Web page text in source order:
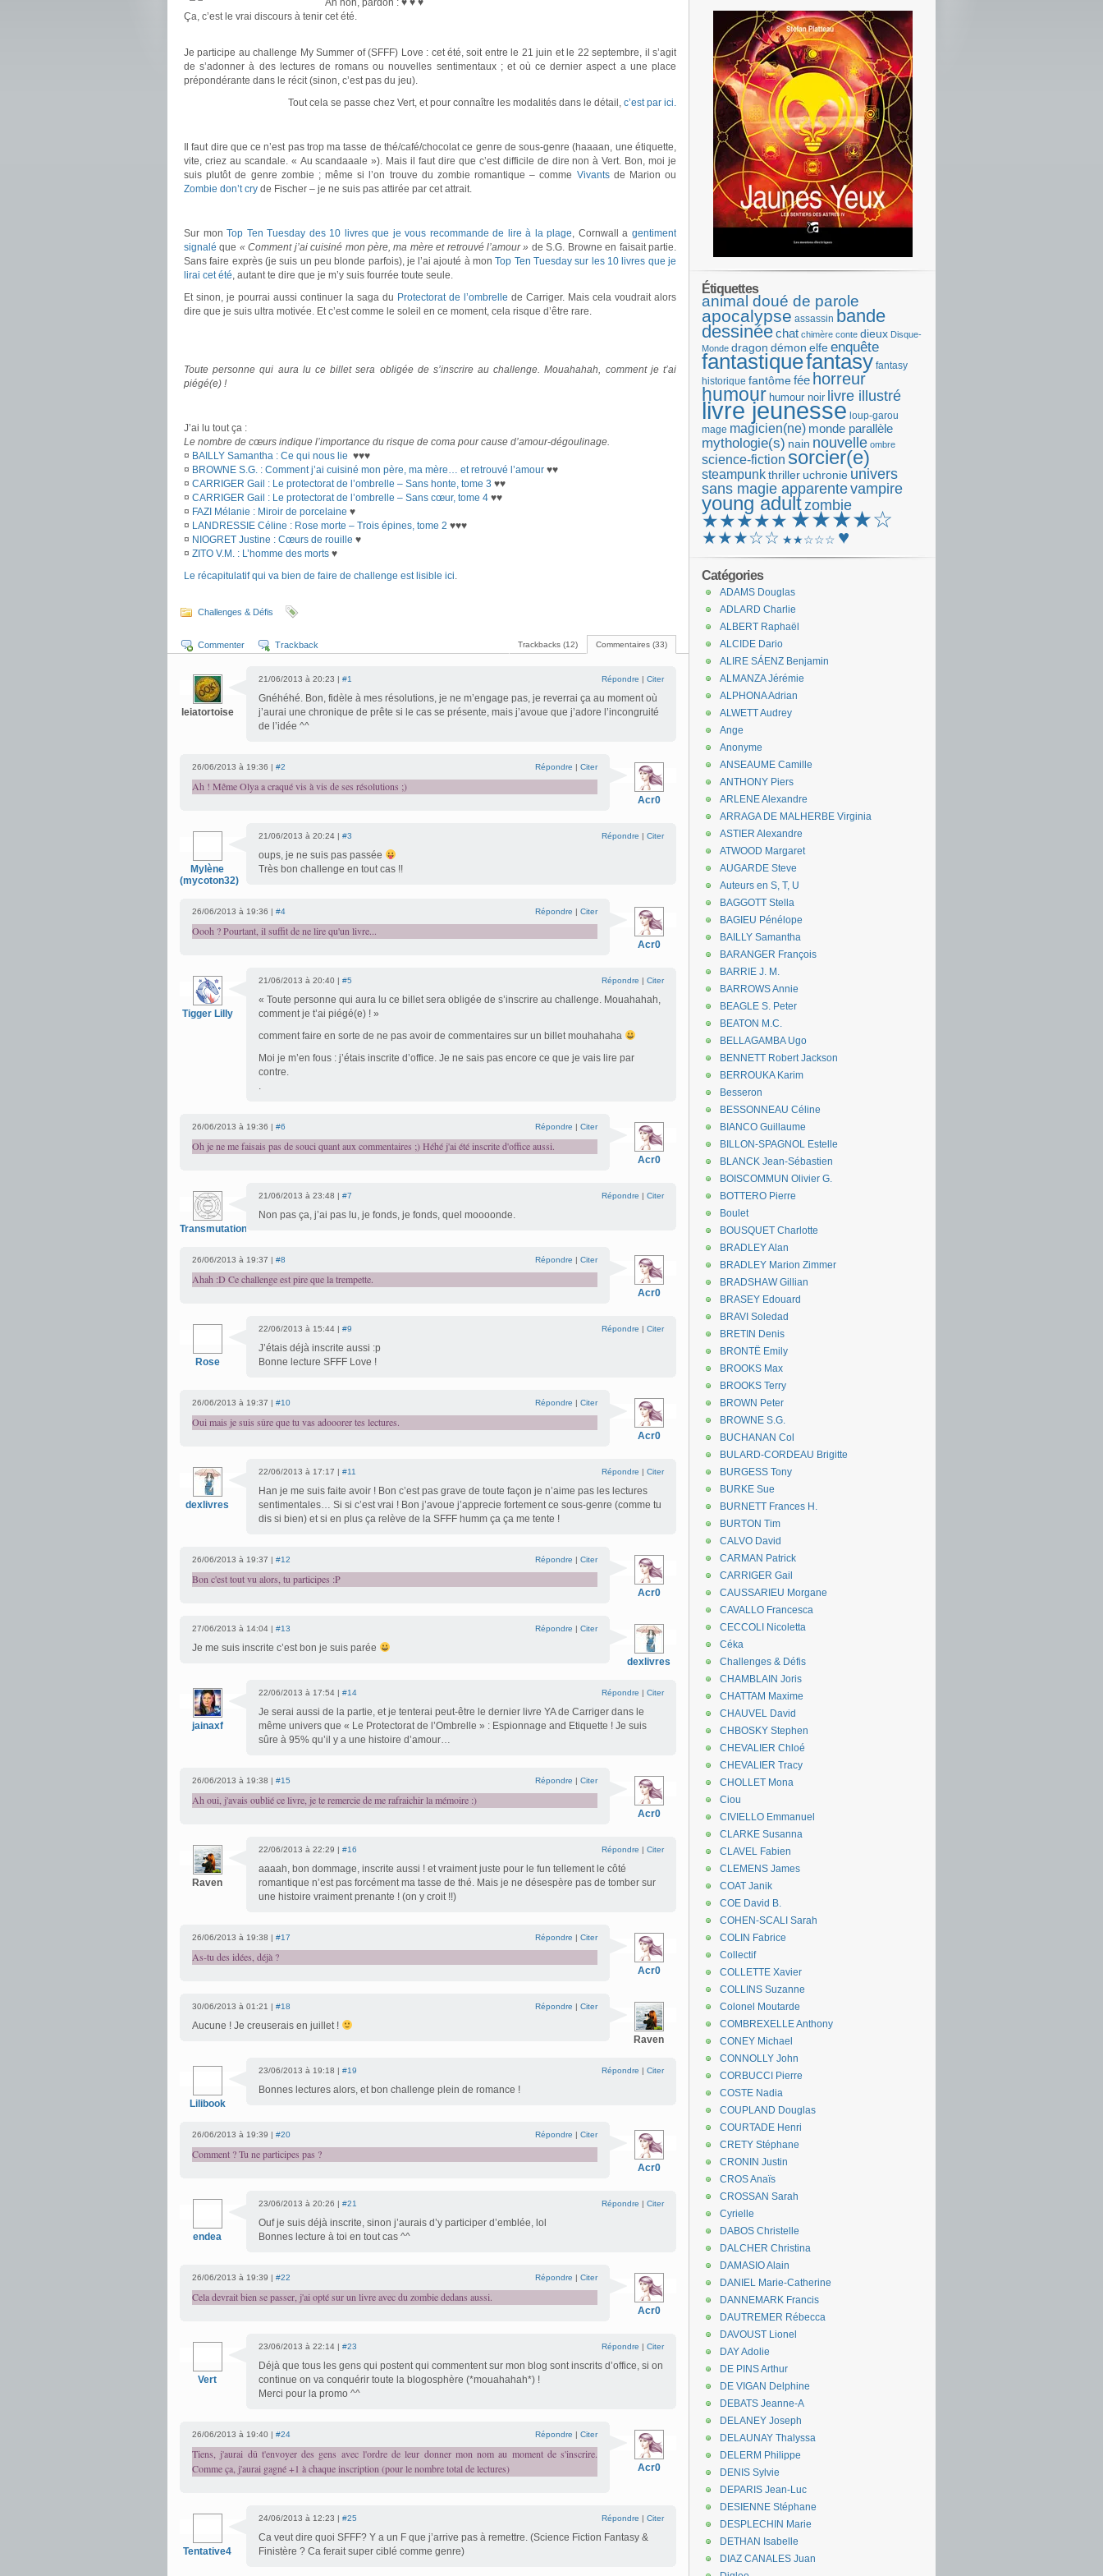
Ah non, pardon : ♥ ♥ ♥
Ça, c’est le vrai discours à tenir cet été.
Je participe au challenge My Summer of (SFFF) Love : cet été, soit entre le 21 juin et le 22 septembre, il s’agit
de s’adonner à des lectures de romans ou nouvelles sentimentaux ; et où ce dernier aspect a une place
prépondérante dans le récit (sinon, c’est pas du jeu).
Tout cela se passe chez Vert, et pour connaître les modalités dans le détail, c’est par ici.
Il faut dire que ce n’est pas trop ma tasse de thé/café/chocolat ce genre de sous-genre (haaaan, une étiquette,
vite, criez au scandale. « Au scandaaale »). Mais il faut dire que c’est difficile de dire non à Vert. Bon, moi je
suis plutôt de genre zombie ; même si l’on trouve du zombie romantique – comme Vivantsde Marion ou
Zombie don’t cry de Fischer – je ne suis pas attirée par cet attrait.
Sur monTop Ten Tuesday des 10 livres que je vous recommande de lire à la plage, Cornwall agentiment
signalé que « Comment j’ai cuisiné mon père, ma mère et retrouvé l’amour » de S.G. Browne en faisait partie.
Sans faire exprès (je suis un peu blonde parfois), je l’ai ajouté à monTop Ten Tuesday sur les 10 livres que je
lirai cet été, autant te dire que je m’y suis fourrée toute seule.
Et sinon, je pourrai aussi continuer la saga du Protectorat de l’ombrelle de Carriger. Mais cela voudrait alors
dire que je suis ultra motivée. Et c’est comme le soleil en ce moment, cela risque d’être rare.
Toute personne qui aura lu ce billet sera obligée de s’inscrire au challenge. Mouahahah, comment je t’ai
piégé(e) !
J’ai lu tout ça :
Le nombre de cœurs indique l’importance du risque de coma pour cause d’amour-dégoulinage.
¤ BAILLY Samantha : Ce qui nous lie ♥♥♥
¤ BROWNE S.G. : Comment j’ai cuisiné mon père, ma mère… et retrouvé l’amour ♥♥
¤ CARRIGER Gail : Le protectorat de l’ombrelle – Sans honte, tome 3 ♥♥
¤ CARRIGER Gail : Le protectorat de l’ombrelle – Sans cœur, tome 4 ♥♥
¤ FAZI Mélanie : Miroir de porcelaine ♥
¤ LANDRESSIE Céline : Rose morte – Trois épines, tome 2 ♥♥♥
¤ NIOGRET Justine : Cœurs de rouille ♥
¤ ZITO V.M. : L’homme des morts ♥
Le récapitulatif qui va bien de faire de challenge est lisible ici.
Challenges & Défis
Commentaires (33)
Trackbacks (12)
Commenter Trackback
leiatortoise
21/06/2013 à 20:23 | #1 Répondre | Citer
Gnéhéhé. Bon, fidèle à mes résolutions, je ne m’engage pas, je reverrai ça au moment où
j’aurai une chronique de prête si le cas se présente, mais j’avoue que j’adore l’incongruité
de l’idée ^^
Acr0
26/06/2013 à 19:36 | #2 Répondre | Citer
Ah ! Même Olya a craqué vis à vis de ses résolutions ;)
Mylène
(mycoton32)
21/06/2013 à 20:24 | #3 Répondre | Citer
oups, je ne suis pas passée
Très bon challenge en tout cas !!
Acr0
26/06/2013 à 19:36 | #4 Répondre | Citer
Oooh ? Pourtant, il suffit de ne lire qu'un livre...
Tigger Lilly
21/06/2013 à 20:40 | #5 Répondre | Citer
« Toute personne qui aura lu ce billet sera obligée de s’inscrire au challenge. Mouahahah,
comment je t’ai piégé(e) ! »
comment faire en sorte de ne pas avoir de commentaires sur un billet mouhahaha
Moi je m’en fous : j’étais inscrite d’office. Je ne sais pas encore ce que je vais lire par
contre.
.
Acr0
26/06/2013 à 19:36 | #6 Répondre | Citer
Oh je ne me faisais pas de souci quant aux commentaires ;) Héhé j'ai été inscrite d'office aussi.
Transmutation
21/06/2013 à 23:48 | #7 Répondre | Citer
Non pas ça, j’ai pas lu, je fonds, je fonds, quel moooonde.
Acr0
26/06/2013 à 19:37 | #8 Répondre | Citer
Ahah :D Ce challenge est pire que la trempette.
Rose
22/06/2013 à 15:44 | #9 Répondre | Citer
J’étais déjà inscrite aussi :p
Bonne lecture SFFF Love !
Acr0
26/06/2013 à 19:37 | #10 Répondre | Citer
Oui mais je suis sûre que tu vas adooorer tes lectures.
dexlivres
22/06/2013 à 17:17 | #11 Répondre | Citer
Han je me suis faite avoir ! Bon c’est pas grave de toute façon je n’aime pas les lectures
sentimentales… Si si c’est vrai ! Bon j’avoue j’apprecie fortement ce sous-genre (comme tu
dis si bien) et si en plus ça relève de la SFFF humm ça ça me tente !
Acr0
26/06/2013 à 19:37 | #12 Répondre | Citer
Bon c'est tout vu alors, tu participes :P
dexlivres
27/06/2013 à 14:04 | #13 Répondre | Citer
Je me suis inscrite c’est bon je suis parée
jainaxf
22/06/2013 à 17:54 | #14 Répondre | Citer
Je serai aussi de la partie, et je tenterai peut-être le dernier livre YA de Carriger dans le
même univers que « Le Protectorat de l’Ombrelle » : Espionnage and Etiquette ! Je suis
sûre à 95% qu’il y a une histoire d’amour…
Acr0
26/06/2013 à 19:38 | #15 Répondre | Citer
Ah oui, j'avais oublié ce livre, je te remercie de me rafraichir la mémoire :)
Raven
22/06/2013 à 22:29 | #16 Répondre | Citer
aaaah, bon dommage, inscrite aussi ! et vraiment juste pour le fun tellement le côté
romantique n’est pas forcément ma tasse de thé. Mais je ne désespère pas de tomber sur
une histoire vraiment prenante ! (on y croit !!)
Acr0
26/06/2013 à 19:38 | #17 Répondre | Citer
As-tu des idées, déjà ?
Raven
30/06/2013 à 01:21 | #18 Répondre | Citer
Aucune ! Je creuserais en juillet !
Lilibook
23/06/2013 à 19:18 | #19 Répondre | Citer
Bonnes lectures alors, et bon challenge plein de romance !
Acr0
26/06/2013 à 19:39 | #20 Répondre | Citer
Comment ? Tu ne participes pas ?
endea
23/06/2013 à 20:26 | #21 Répondre | Citer
Ouf je suis déjà inscrite, sinon j’aurais d’y participer d’emblée, lol
Bonnes lecture à toi en tout cas ^^
Acr0
26/06/2013 à 19:39 | #22 Répondre | Citer
Cela devrait bien se passer, j'ai opté sur un livre avec du zombie dedans aussi.
Vert
23/06/2013 à 22:14 | #23 Répondre | Citer
Déjà que tous les gens qui postent qui commentent sur mon blog sont inscrits d’office, si on
continue on va conquérir toute la blogosphère (*mouahahah*) !
Merci pour la promo ^^
Acr0
26/06/2013 à 19:40 | #24 Répondre | Citer
Tiens, j'aurai dû t'envoyer des gens avec l'ordre de leur donner mon nom au moment de s'inscrire.
Comme ça, j'aurai gagné +1 à chaque inscription (pour le nombre total de lectures)
Tentative4
24/06/2013 à 12:23 | #25 Répondre | Citer
Ca veut dire quoi SFFF? Y a un F que j’arrive pas à remettre. (Science Fiction Fantasy &
Finistère ? Ca ferait super ciblé comme genre)
Étiquettes
animal doué de parole
apocalypse assassin bande
dessinéechat chimère conte dieux Disque-
Monde dragon démon elfeenquête
fantastiquefantasy fantasy
historique fantômefée horreur
humour humour noir livre illustré
livre jeunesse loup-garou
mage magicien(ne) monde parallèle
mythologie(s) nain nouvelle ombre
science-fiction sorcier(e)
steampunkthriller uchronie univers
sans magie apparentevampire
young adultzombie
★★★★★ ★★★★☆
★★★☆☆ ★★☆☆☆ ♥
Catégories
ADAMS Douglas
ADLARD Charlie
ALBERT Raphaël
ALCIDE Dario
ALIRE SÁENZ Benjamin
ALMANZA Jérémie
ALPHONA Adrian
ALWETT Audrey
Ange
Anonyme
ANSEAUME Camille
ANTHONY Piers
ARLENE Alexandre
ARRAGA DE MALHERBE Virginia
ASTIER Alexandre
ATWOOD Margaret
AUGARDE Steve
Auteurs en S, T, U
BAGGOTT Stella
BAGIEU Pénélope
BAILLY Samantha
BARANGER François
BARRIE J. M.
BARROWS Annie
BEAGLE S. Peter
BEATON M.C.
BELLAGAMBA Ugo
BENNETT Robert Jackson
BERROUKA Karim
Besseron
BESSONNEAU Céline
BIANCO Guillaume
BILLON-SPAGNOL Estelle
BLANCK Jean-Sébastien
BOISCOMMUN Olivier G.
BOTTERO Pierre
Boulet
BOUSQUET Charlotte
BRADLEY Alan
BRADLEY Marion Zimmer
BRADSHAW Gillian
BRASEY Edouard
BRAVI Soledad
BRETIN Denis
BRONTË Emily
BROOKS Max
BROOKS Terry
BROWN Peter
BROWNE S.G.
BUCHANAN Col
BULARD-CORDEAU Brigitte
BURGESS Tony
BURKE Sue
BURNETT Frances H.
BURTON Tim
CALVO David
CARMAN Patrick
CARRIGER Gail
CAUSSARIEU Morgane
CAVALLO Francesca
CECCOLI Nicoletta
Céka
Challenges & Défis
CHAMBLAIN Joris
CHATTAM Maxime
CHAUVEL David
CHBOSKY Stephen
CHEVALIER Chloé
CHEVALIER Tracy
CHOLLET Mona
Ciou
CIVIELLO Emmanuel
CLARKE Susanna
CLAVEL Fabien
CLEMENS James
COAT Janik
COE David B.
COHEN-SCALI Sarah
COLIN Fabrice
Collectif
COLLETTE Xavier
COLLINS Suzanne
Colonel Moutarde
COMBREXELLE Anthony
CONEY Michael
CONNOLLY John
CORBUCCI Pierre
COSTE Nadia
COUPLAND Douglas
COURTADE Henri
CRETY Stéphane
CRONIN Justin
CROS Anaïs
CROSSAN Sarah
Cyrielle
DABOS Christelle
DALCHER Christina
DAMASIO Alain
DANIEL Marie-Catherine
DANNEMARK Francis
DAUTREMER Rébecca
DAVOUST Lionel
DAY Adolie
DE PINS Arthur
DE VIGAN Delphine
DEBATS Jeanne-A
DELANEY Joseph
DELAUNAY Thalyssa
DELERM Philippe
DENIS Sylvie
DEPARIS Jean-Luc
DESIENNE Stéphane
DESPLECHIN Marie
DETHAN Isabelle
DIAZ CANALES Juan